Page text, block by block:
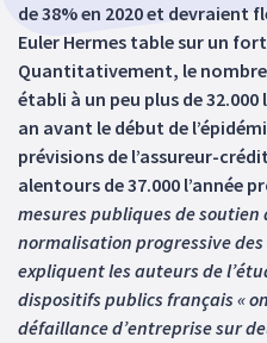
de 38% en 2020 et devraient
Euler Hermes table sur un
Quantitativement, le nombre
établi à un peu plus de 32.000
an avant le début de
prévisions de l’assureur-
alentours de 37.000 l’année
mesures publiques de
normalisation progressive
expliquent les auteurs de
dispositifs publics français «
défaillance d’entreprise sur